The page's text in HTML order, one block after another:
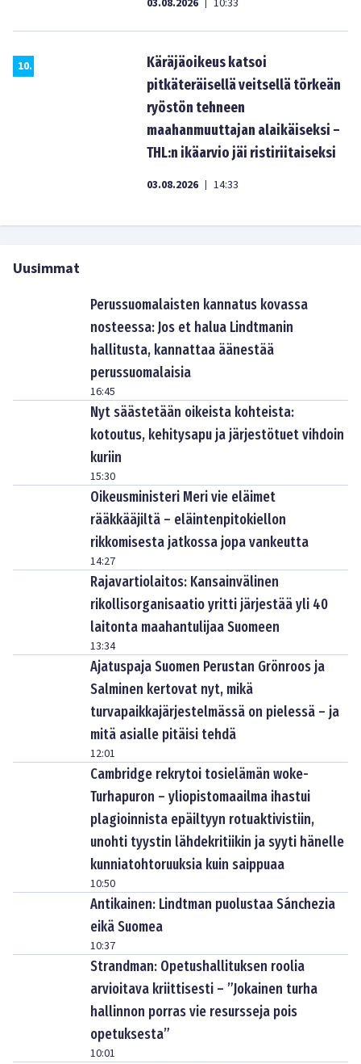
03.08.2026 10:33
10.
Käräjäoikeus katsoi
pitkäteräisellä veitsellä törkeän
ryöstön tehneen
maahanmuuttajan alaikäiseksi –
THL:n ikäarvio jäi ristiriitaiseksi
03.08.2026 | 14:33
Uusimmat
Perussuomalaisten kannatus kovassa
nosteessa: Jos et halua Lindtmanin
hallitusta, kannattaa äänestää
perussuomalaisia
16:45
Nyt säästetään oikeista kohteista:
kotoutus, kehitysapu ja järjestötuet vihdoin
kuriin
15:30
Oikeusministeri Meri vie eläimet
rääkkääjiltä – eläintenpitokiellon
rikkomisesta jatkossa jopa vankeutta
14:27
Rajavartiolaitos: Kansainvälinen
rikollisorganisaatio yritti järjestää yli 40
laitonta maahantulijaa Suomeen
13:34
Ajatuspaja Suomen Perustan Grönroos ja
Salminen kertovat nyt, mikä
turvapaikkajärjestelmässä on pielessä – ja
mitä asialle pitäisi tehdä
12:01
Cambridge rekrytoi tosielämän woke-
Turhapuron – yliopistomaailma ihastui
plagioinnista epäiltyyn rotuaktivistiin,
unohti tyystin lähdekritiikin ja syyti hänelle
kunniatohtoruuksia kuin saippuaa
10:50
Antikainen: Lindtman puolustaa Sánchezia
eikä Suomea
10:37
Strandman: Opetushallituksen roolia
arvioitava kriittisesti – ”Jokainen turha
hallinnon porras vie resursseja pois
opetuksesta”
10:01